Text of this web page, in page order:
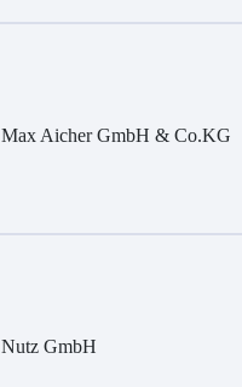
Max Aicher GmbH & Co.KG
Nutz GmbH